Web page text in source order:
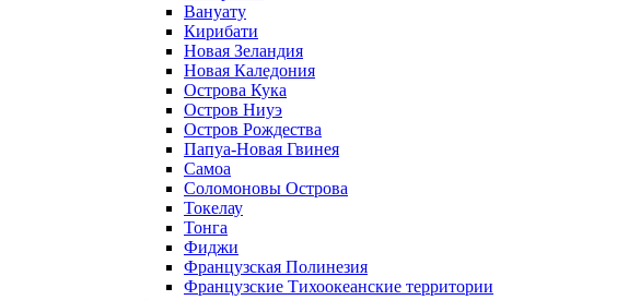
Вануату
Кирибати
Новая Зеландия
Новая Каледония
Острова Кука
Остров Ниуэ
Остров Рождества
Папуа-Новая Гвинея
Самоа
Соломоновы Острова
Токелау
Тонга
Фиджи
Французская Полинезия
Французские Тихоокеанские территории